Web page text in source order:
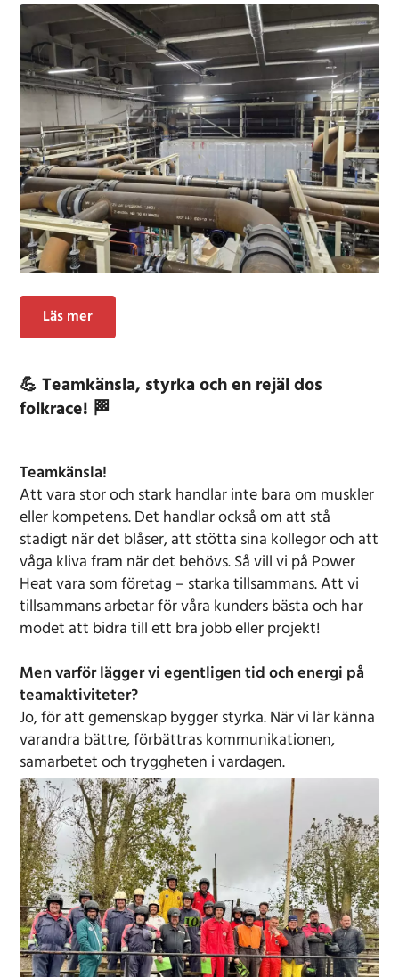
Läs mer
💪 Teamkänsla, styrka och en rejäl dos
folkrace! 🏁
Teamkänsla!
Att vara stor och stark handlar inte bara om muskler
eller kompetens. Det handlar också om att stå
stadigt när det blåser, att stötta sina kollegor och att
våga kliva fram när det behövs. Så vill vi på Power
Heat vara som företag – starka tillsammans. Att vi
tillsammans arbetar för våra kunders bästa och har
modet att bidra till ett bra jobb eller projekt!
Men varför lägger vi egentligen tid och energi på
teamaktiviteter?
Jo, för att gemenskap bygger styrka. När vi lär känna
varandra bättre, förbättras kommunikationen,
samarbetet och tryggheten i vardagen.